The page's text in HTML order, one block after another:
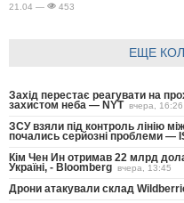
21.04 — 453
ЕЩЕ
Захід перестає реагувати на
захистом неба — NYT вчера, 16:26
ЗСУ взяли під контроль лінію
почались серйозні проблеми —
Кім Чен Ин отримав 22 млрд
Україні, - Bloomberg вчера, 13:45
Дрони атакували склад